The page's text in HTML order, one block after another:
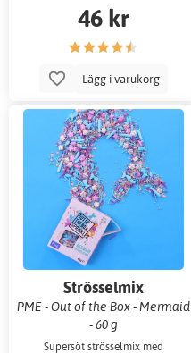
46 kr
Lägg i varukorg
Strösselmix
PME - Out of the Box - Mermaid
- 60 g
Supersöt strösselmix med